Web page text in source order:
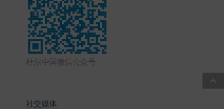
杜尔中国微信公众号
社交媒体